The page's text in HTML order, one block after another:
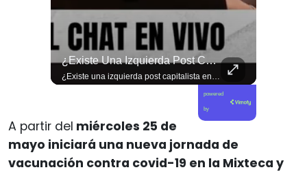
¿Existe Una Izquierda Post Capitalista En Chile?
¿Existe una izquierda post capitalista en Chile? 🤔 Esta semana tuvimos panelazo en Gobierno de Emergencia con @giordanociudadano @jpsanhuezatortella y @naticastilloabogada 🔥
powered
by
A partir del miércoles 25 de
mayo iniciará una nueva jornada de
vacunación contra covid-19 en la Mixteca y